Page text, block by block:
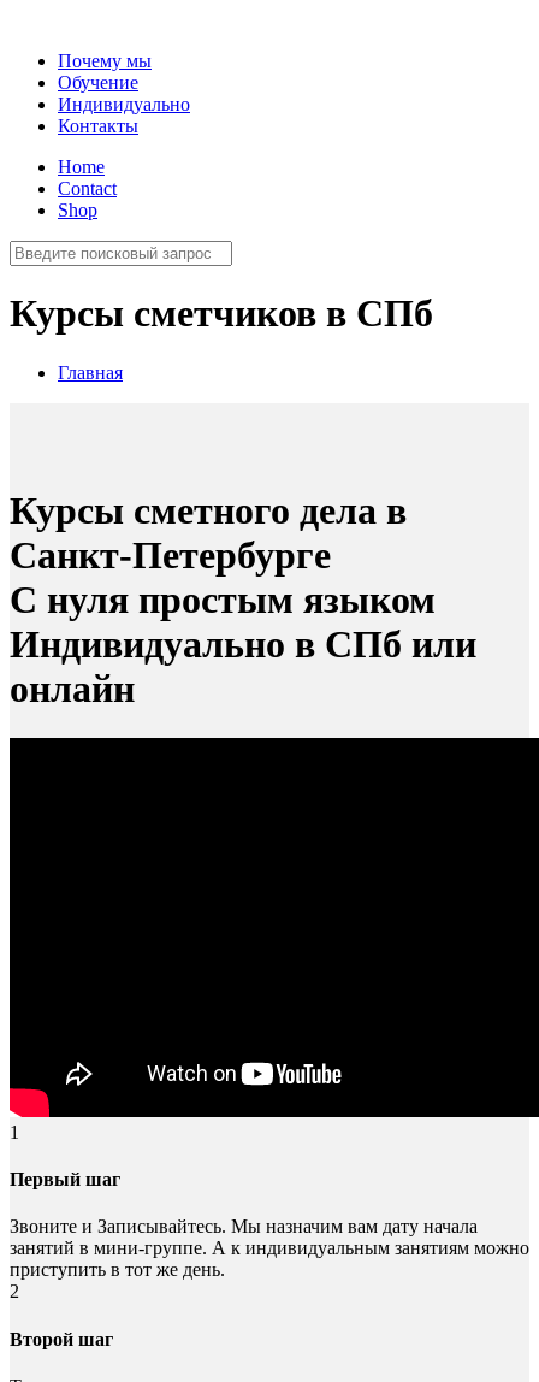
Почему мы
Обучение
Индивидуально
Контакты
Home
Contact
Shop
Курсы сметчиков в СПб
Главная
Курсы сметного дела в
Санкт-Петербурге
С нуля простым языком
Индивидуально в СПб или
онлайн
1
Первый шаг
Звоните и Записывайтесь. Мы назначим вам дату начала
занятий в мини-группе. А к индивидуальным занятиям можно
приступить в тот же день.
2
Второй шаг